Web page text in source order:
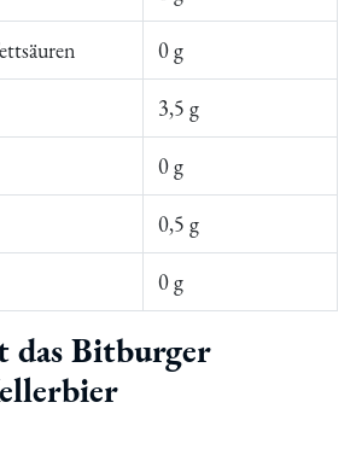
0 g
3,5 g
0 g
0,5 g
0 g
das Bitburger